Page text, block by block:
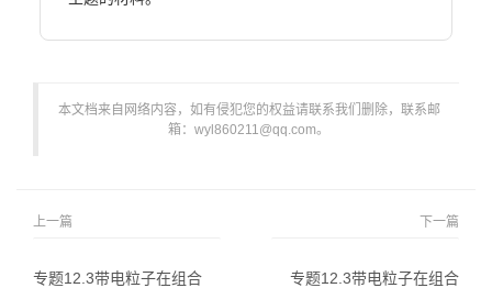
本文档来自网络内容，如有侵犯您的权益请联系我们删除，联系邮
箱：wyl860211@qq.com。
上一篇
专题12.3带电粒子在组合
下一篇
专题12.3带电粒子在组合